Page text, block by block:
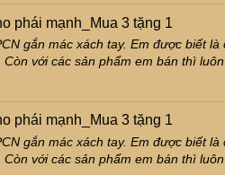
phái mạnh_Mua 3 tặng 1
gắn mác xách tay. Em được biết
với các sản phẩm em bán thì
phái mạnh_Mua 3 tặng 1
gắn mác xách tay. Em được biết
với các sản phẩm em bán thì luôn